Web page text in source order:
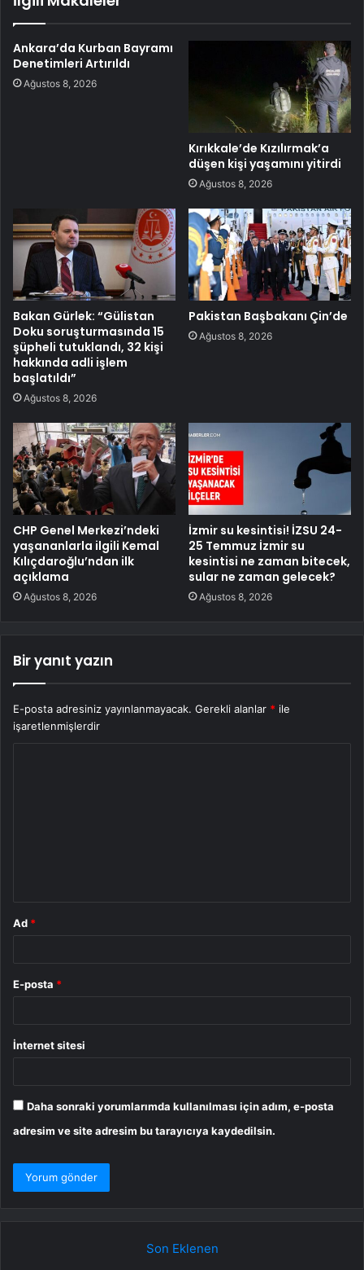
Ankara’da Kurban Bayramı
Denetimleri Artırıldı
Ağustos 8, 2026
Kırıkkale’de Kızılırmak’a
düşen kişi yaşamını yitirdi
Ağustos 8, 2026
Bakan Gürlek: “Gülistan
Doku soruşturmasında 15
şüpheli tutuklandı, 32 kişi
hakkında adli işlem
başlatıldı”
Ağustos 8, 2026
Pakistan Başbakanı Çin’de
Ağustos 8, 2026
CHP Genel Merkezi’ndeki
yaşananlarla ilgili Kemal
Kılıçdaroğlu’ndan ilk
açıklama
Ağustos 8, 2026
İzmir su kesintisi! İZSU 24-
25 Temmuz İzmir su
kesintisi ne zaman bitecek,
sular ne zaman gelecek?
Ağustos 8, 2026
Bir yanıt yazın
E-posta adresiniz yayınlanmayacak. Gerekli alanlar * ile
işaretlenmişlerdir
Ad *
E-posta *
İnternet sitesi
Daha sonraki yorumlarımda kullanılması için adım, e-posta
adresim ve site adresim bu tarayıcıya kaydedilsin.
Son Eklenen